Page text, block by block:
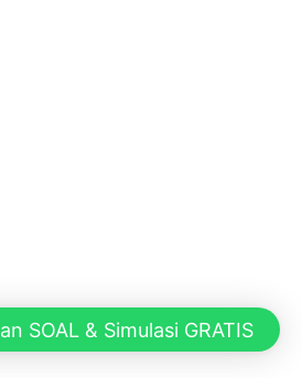
SOAL & Simulasi GRATIS